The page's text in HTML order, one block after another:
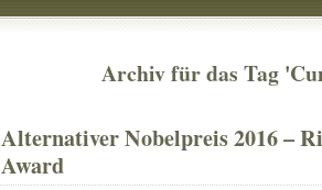
Archiv für das Tag
Alternativer Nobelpreis 2016 –
Award